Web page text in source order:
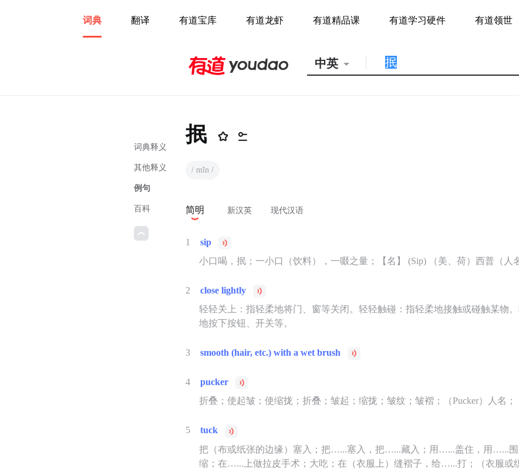
词典 翻译 有道宝库 有道龙虾 有道精品课 有道学习硬件 有道领世
中英
词典释义
其他释义
例句
百科
抿
/ mǐn /
简明 新汉英 现代汉语
1
sip
小口喝，抿；一小口（饮料），一啜之量；【名】 (Sip) （美、荷）西普（人
2
close lightly
轻轻关上：指轻柔地将门、窗等关闭。轻轻触碰：指轻柔地接触或碰触某物
地按下按钮、开关等。
3 smooth (hair, etc.) with a wet brush
4
pucker
折叠；使起皱；使缩拢；折叠；皱起；缩拢；皱纹；皱褶；（Pucker）人名；
5
tuck
把（布或纸张的边缘）塞入；把…...塞入，把…...藏入；用…...盖住，用…...围
缩；在…...上做拉皮手术；大吃；在（衣服上）缝褶子，给…...打；（衣服或